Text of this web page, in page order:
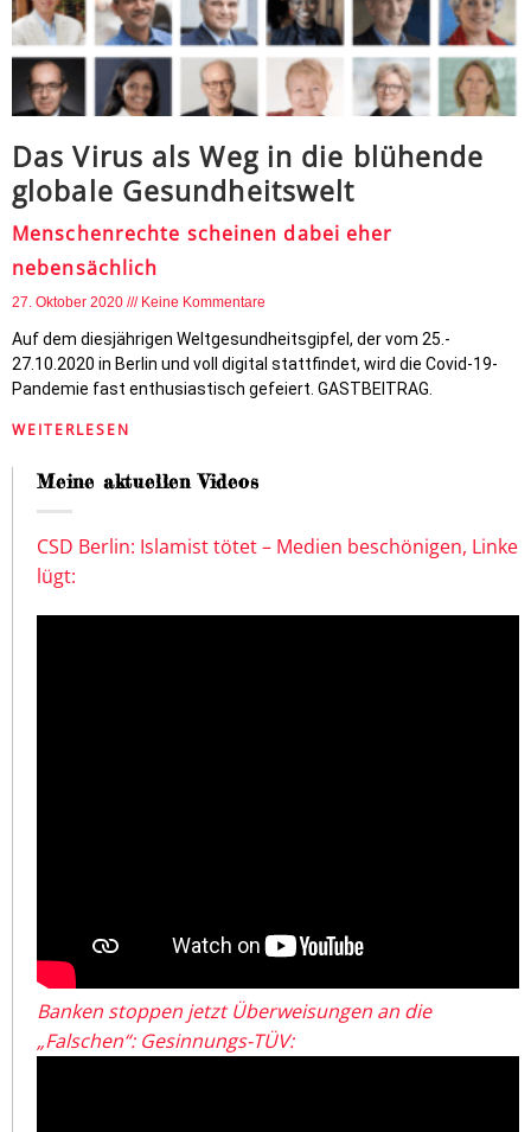
Das Virus als Weg in die blühende
globale Gesundheitswelt
Menschenrechte scheinen dabei eher
nebensächlich
27. Oktober 2020 Keine Kommentare
Auf dem diesjährigen Weltgesundheitsgipfel, der vom 25.-
27.10.2020 in Berlin und voll digital stattfindet, wird die Covid-19-
Pandemie fast enthusiastisch gefeiert. GASTBEITRAG.
WEITERLESEN
Meine aktuellen Videos
CSD Berlin: Islamist tötet – Medien beschönigen, Linke
lügt:
Banken stoppen jetzt Überweisungen an die
„Falschen“: Gesinnungs-TÜV: